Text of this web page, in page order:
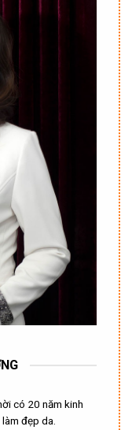
có 20 năm kinh
đẹp da.